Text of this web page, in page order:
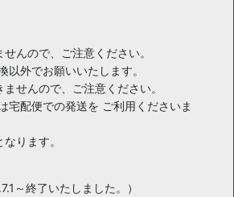
んので、ご注意ください。
以外でお願いいたします。
せんので、ご注意ください。
宅配便での発送を ご利用くださいま
ります。
～終了いたしました。）